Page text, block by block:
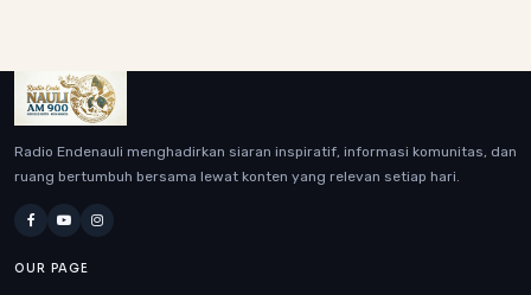
Radio Endenauli menghadirkan siaran inspiratif, informasi komunitas, dan
ruang bertumbuh bersama lewat konten yang relevan setiap hari.
OUR PAGE